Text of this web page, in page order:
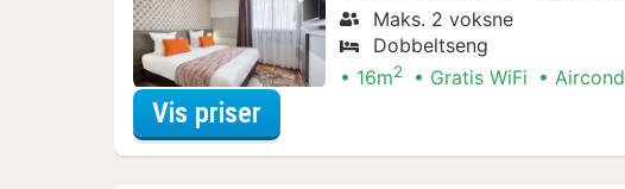
Maks. 2 voksne
Dobbeltseng
16m2 Gratis WiFi
Vis priser